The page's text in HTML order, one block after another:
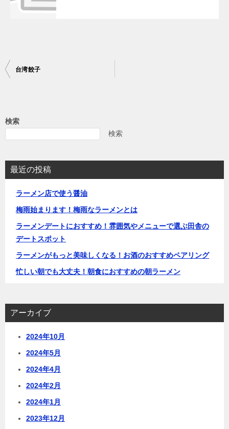
投
ビ
シ
ョ
台湾餃子
検索
検索
最近の投稿
ラーメン店で使う醤油
梅雨始まります！梅雨なラーメンとは
ラーメンデートにおすすめ！雰囲気やメニューで選ぶ田舎の
デートスポット
ラーメンがもっと美味しくなる！お酒のおすすめペアリング
忙しい朝でも大丈夫！朝食におすすめの朝ラーメン
アーカイブ
2024年10月
2024年5月
2024年4月
2024年2月
2024年1月
2023年12月